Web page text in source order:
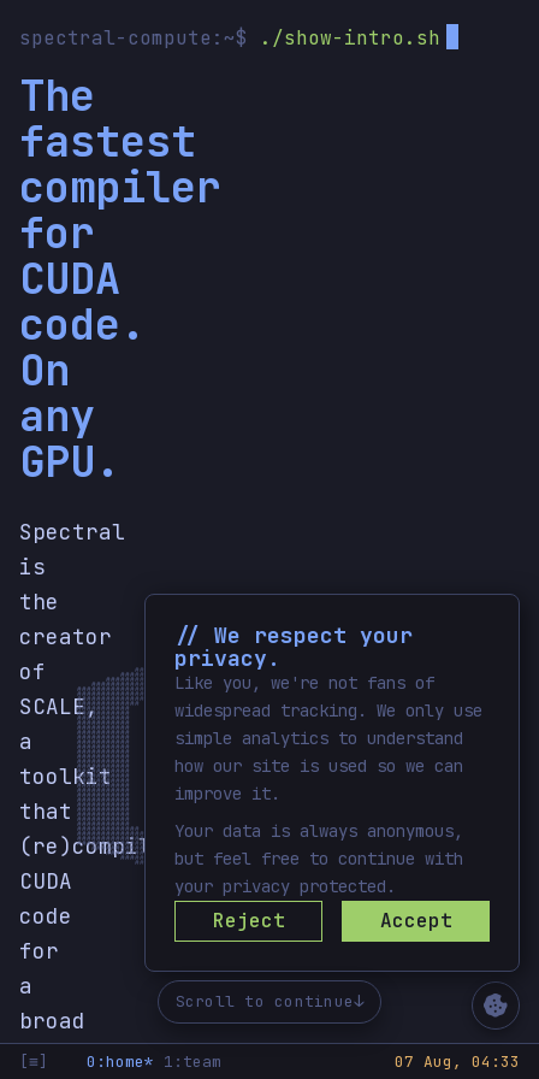
spectral-compute:~$ ./show-intro.sh
The
fastest
compiler
for
CUDA
code.
On
any
GPU.
Spectral
is
the
creator
of
SCALE,
a
toolkit
that
(re)compiles
CUDA
code
for
a
broad
range
                                         ##################
                                     ##########################
                                  ################################
                               ######################################
                            ############################################
                         #######################    #######################
                      #######################          #######################
                  ########################                ########################
               ########################                      ########################
            ########################                            ########################
         #######################                 ##                 #######################
      #######################                ##########                #######################
#######################                ################
#######################                ######################
####################                ############################
#################                ##############################
#############                ###############################
###########               ###############################                #
###########            ###############################               ########
###########         ##############################                ##############
###########        ############################                ##################
###########        #########################                #####################
###########        ######################                ########################
###########        #############                      ###########################
###########        ##########                      ##############################
###########        #########                   ##################################
###########        #########                #####################################
###########        #########              #######################################
###########        #########             #####################         ##########
###########        ##########           #####################            ########
###########        ##############     ######################              #######
###########        ########################################               #######
###########        ######################################                 #######
###########        ##################################                    ########
###########        ###############################                     ##########
###########        ############################                ##################
###########        #########################               ######################
###########        #####################                #########################
###########        ##################                ############################
###########         ##############                ##############################
###########            ########                ##############################
###########               ##                ##############################
#############                           ##############################
#################                    ##############################
####################                ############################
#######################                ######################
#######################                ################
      #######################                ##########                #######################
         #######################                 ##                 #######################
            ########################                            ########################
               ########################                      ########################
                         #######################    #######################
                            ############################################
                               ######################################
                                  ################################
                                     ##########################
                                               ######
[≡] 0:home* 1:team 07 Aug, 04:33
Scroll to continue
// We respect your
privacy.
Like you, we're not fans of
widespread tracking. We only use
simple analytics to understand
how our site is used so we can
improve it.
Your data is always anonymous,
but feel free to continue with
your privacy protected.
Reject Accept